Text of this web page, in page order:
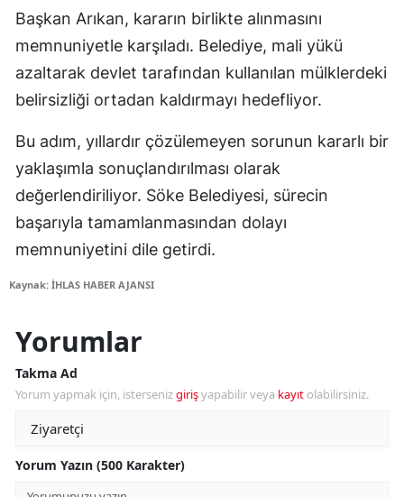
Başkan Arıkan, kararın birlikte alınmasını
memnuniyetle karşıladı. Belediye, mali yükü
azaltarak devlet tarafından kullanılan mülklerdeki
belirsizliği ortadan kaldırmayı hedefliyor.
Bu adım, yıllardır çözülemeyen sorunun kararlı bir
yaklaşımla sonuçlandırılması olarak
değerlendiriliyor. Söke Belediyesi, sürecin
başarıyla tamamlanmasından dolayı
memnuniyetini dile getirdi.
Kaynak: İHLAS HABER AJANSI
Yorumlar
Takma Ad
Yorum yapmak için, istersenizgirişyapabilir veya kayıt olabilirsiniz.
Yorum Yazın (500 Karakter)